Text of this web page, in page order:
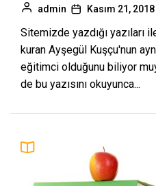
admin Kasım 21, 2018
Sitemizde yazdığı yazıları
kuran Ayşegül Kuşçu'nun
eğitimci olduğunu biliyor
de bu yazısını okuyunca...